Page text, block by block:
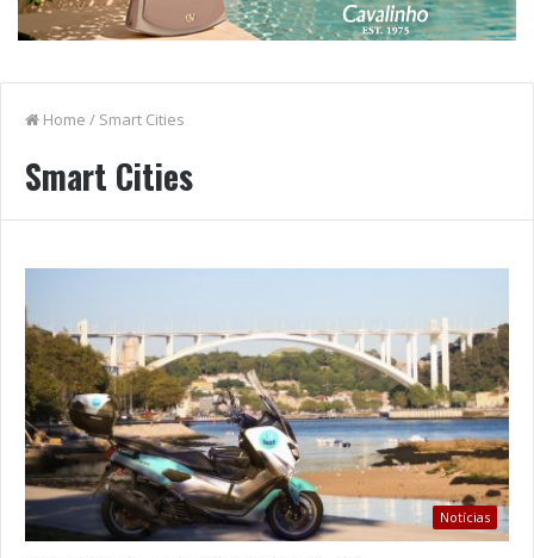
Home / Smart Cities
Smart Cities
Notícias